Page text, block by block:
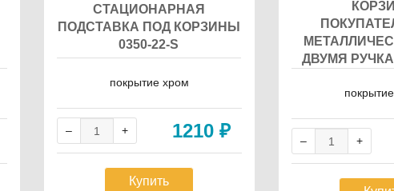
СТАЦИОНАРНАЯ
ПОДСТАВКА ПОД КОРЗИНЫ
0350-22-S
покрытие хром
1210₽
Купить
ДВУМЯ